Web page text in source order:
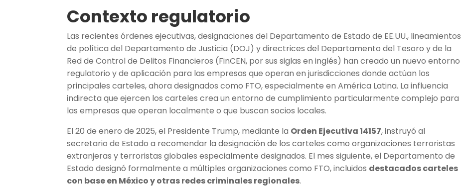
Contexto regulatorio
Las recientes órdenes ejecutivas, designaciones del Departamento de Estado de EE.UU., lineamientos
de política del Departamento de Justicia (DOJ) y directrices del Departamento del Tesoro y de la
Red de Control de Delitos Financieros (FinCEN, por sus siglas en inglés) han creado un nuevo entorno
regulatorio y de aplicación para las empresas que operan en jurisdicciones donde actúan los
principales carteles, ahora designados como FTO, especialmente en América Latina. La influencia
indirecta que ejercen los carteles crea un entorno de cumplimiento particularmente complejo para
las empresas que operan localmente o que buscan socios locales.
El 20 de enero de 2025, el Presidente Trump, mediante la Orden Ejecutiva 14157, instruyó al
secretario de Estado a recomendar la designación de los carteles como organizaciones terroristas
extranjeras y terroristas globales especialmente designados. El mes siguiente, el Departamento de
Estado designó formalmente a múltiples organizaciones como FTO, incluidos destacados carteles
con base en México y otras redes criminales regionales.